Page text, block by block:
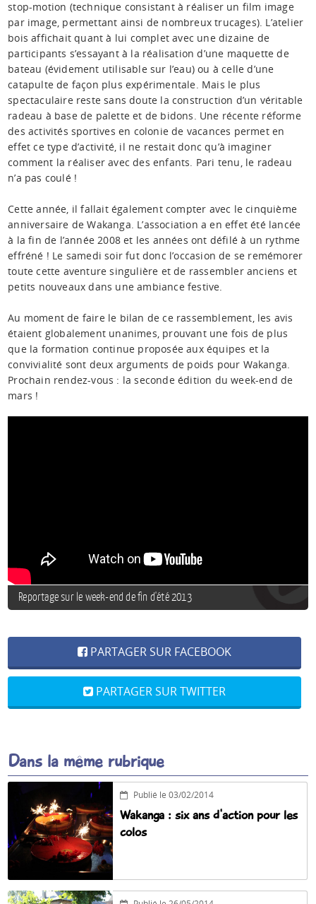
stop-motion (technique consistant à réaliser un film image
par image, permettant ainsi de nombreux trucages). L’atelier
bois affichait quant à lui complet avec une dizaine de
participants s’essayant à la réalisation d’une maquette de
bateau (évidement utilisable sur l’eau) ou à celle d’une
catapulte de façon plus expérimentale. Mais le plus
spectaculaire reste sans doute la construction d’un véritable
radeau à base de palette et de bidons. Une récente réforme
des activités sportives en colonie de vacances permet en
effet ce type d’activité, il ne restait donc qu’à imaginer
comment la réaliser avec des enfants. Pari tenu, le radeau
n’a pas coulé !
Cette année, il fallait également compter avec le cinquième
anniversaire de Wakanga. L’association a en effet été lancée
à la fin de l’année 2008 et les années ont défilé à un rythme
effréné ! Le samedi soir fut donc l’occasion de se remémorer
toute cette aventure singulière et de rassembler anciens et
petits nouveaux dans une ambiance festive.
Au moment de faire le bilan de ce rassemblement, les avis
étaient globalement unanimes, prouvant une fois de plus
que la formation continue proposée aux équipes et la
convivialité sont deux arguments de poids pour Wakanga.
Prochain rendez-vous : la seconde édition du week-end de
mars !
Reportage sur le week-end de fin d'été 2013
PARTAGER SUR FACEBOOK
PARTAGER SUR TWITTER
Dans la même rubrique
Publié le 03/02/2014
Wakanga : six ans d'action pour les
colos